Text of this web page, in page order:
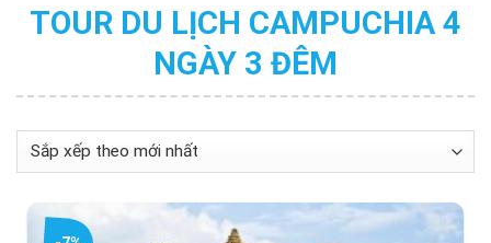
TOUR DU LỊCH CAMPUCHIA 4
NGÀY 3 ĐÊM